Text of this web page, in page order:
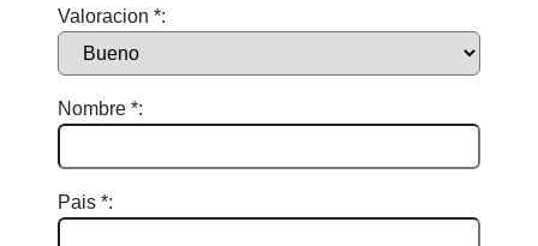
Valoracion *:
Nombre *:
Pais *: